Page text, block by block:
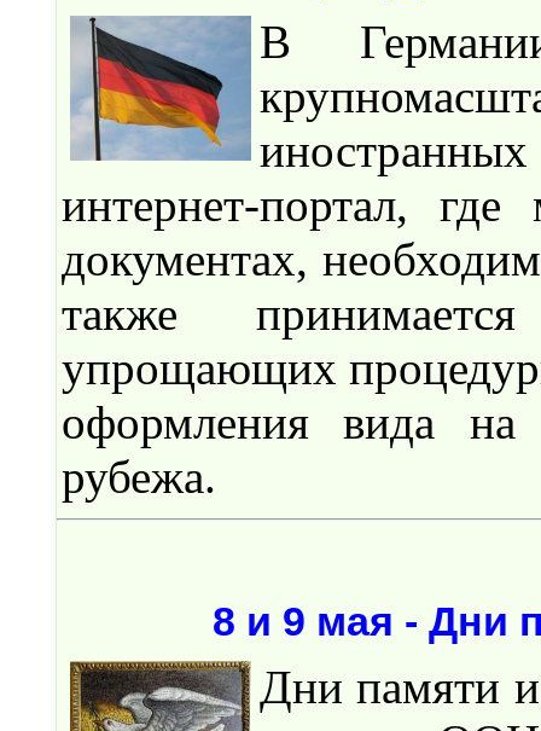
В
иностранных
интернет-портал,
документах,
также
упрощающих
оформления вида на
рубежа.
8 и 9 мая - Дни
Дни памяти